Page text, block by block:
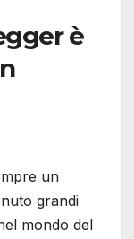
è
un
grandi
mondo del